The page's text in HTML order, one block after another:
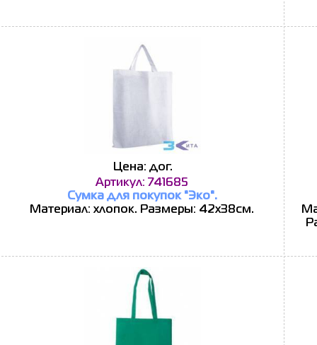
Цена: дог.
Артикул: 741685
Сумка для покупок "Эко".
Материал: хлопок. Размеры: 42х38см.